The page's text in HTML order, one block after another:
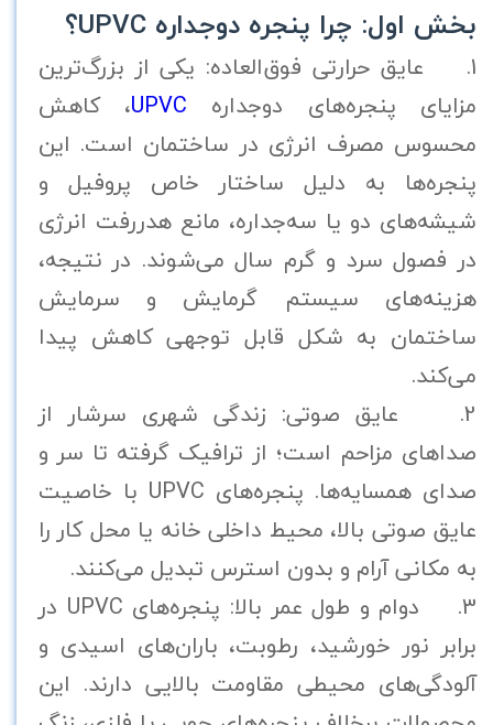
بخش اول: چرا پنجره دوجداره UPVC؟
1. عایق حرارتی فوق‌العاده: یکی از بزرگ‌ترین
مزایای پنجره‌های دوجداره UPVC، کاهش
محسوس مصرف انرژی در ساختمان است. این
پنجره‌ها به دلیل ساختار خاص پروفیل و
شیشه‌های دو یا سه‌جداره، مانع هدررفت انرژی
در فصول سرد و گرم سال می‌شوند. در نتیجه،
هزینه‌های سیستم گرمایش و سرمایش
ساختمان به شکل قابل توجهی کاهش پیدا
می‌کند.
2. عایق صوتی: زندگی شهری سرشار از
صداهای مزاحم است؛ از ترافیک گرفته تا سر و
صدای همسایه‌ها. پنجره‌های UPVC با خاصیت
عایق صوتی بالا، محیط داخلی خانه یا محل کار را
به مکانی آرام و بدون استرس تبدیل می‌کنند.
3. دوام و طول عمر بالا: پنجره‌های UPVC در
برابر نور خورشید، رطوبت، باران‌های اسیدی و
آلودگی‌های محیطی مقاومت بالایی دارند. این